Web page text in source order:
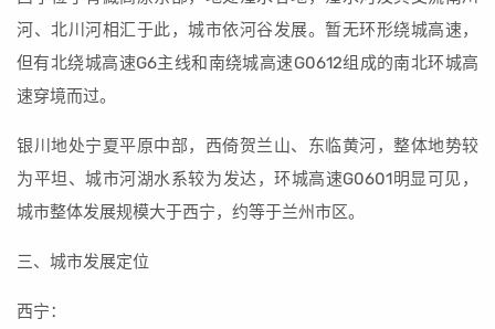
河、北川河相汇于此，城市依河谷发展。暂无环形绕城高速，
但有北绕城高速G6主线和南绕城高速G0612组成的南北环城高
速穿境而过。
银川地处宁夏平原中部，西倚贺兰山、东临黄河，整体地势较
为平坦、城市河湖水系较为发达，环城高速G0601明显可见，
城市整体发展规模大于西宁，约等于兰州市区。
三、城市发展定位
西宁：